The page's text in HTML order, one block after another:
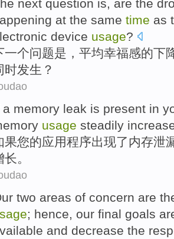
next question is, are the
at the same time as
device usage?
一个问题是 ， 平均幸福感的下
时发生 ？
a memory leak is present in
usage steadily
果您的应用程序出现了内存泄
长。
two areas of concern are
; hence, our final goals
and decrease the